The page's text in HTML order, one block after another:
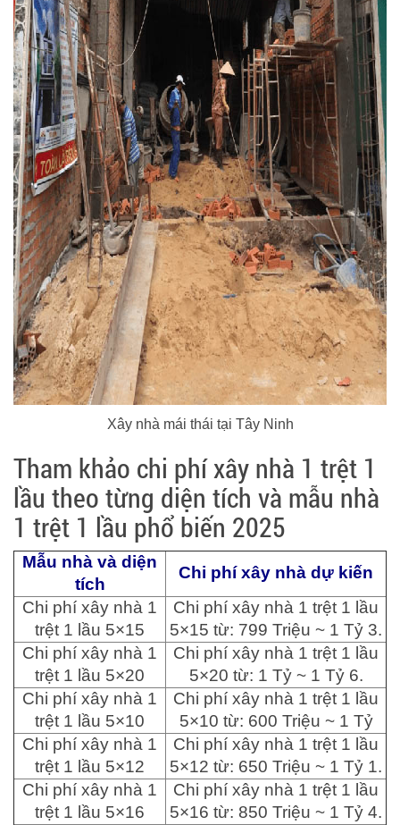
Xây nhà mái thái tại Tây Ninh
Tham khảo chi phí xây nhà 1 trệt 1
lầu theo từng diện tích và mẫu nhà
1 trệt 1 lầu phổ biến 2025
Mẫu nhà và diện
tích
Chi phí xây nhà dự kiến
Chi phí xây nhà 1
trệt 1 lầu 5×15
Chi phí xây nhà 1 trệt 1 lầu
5×15 từ: 799 Triệu ~ 1 Tỷ 3.
Chi phí xây nhà 1
trệt 1 lầu 5×20
Chi phí xây nhà 1 trệt 1 lầu
5×20 từ: 1 Tỷ ~ 1 Tỷ 6.
Chi phí xây nhà 1
trệt 1 lầu 5×10
Chi phí xây nhà 1 trệt 1 lầu
5×10 từ: 600 Triệu ~ 1 Tỷ
Chi phí xây nhà 1
trệt 1 lầu 5×12
Chi phí xây nhà 1 trệt 1 lầu
5×12 từ: 650 Triệu ~ 1 Tỷ 1.
Chi phí xây nhà 1
trệt 1 lầu 5×16
Chi phí xây nhà 1 trệt 1 lầu
5×16 từ: 850 Triệu ~ 1 Tỷ 4.